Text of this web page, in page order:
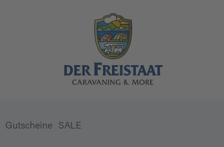
Gutscheine SALE